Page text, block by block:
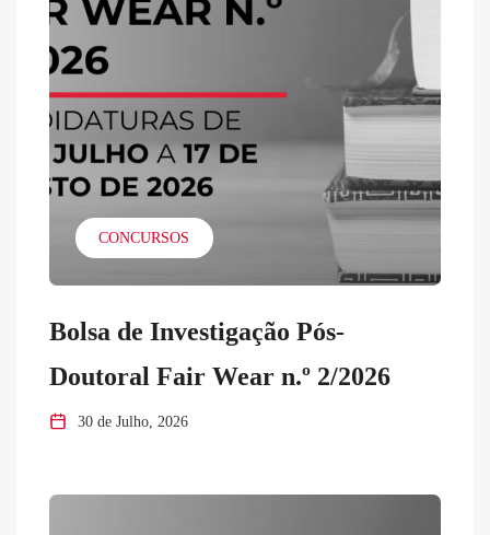
CONCURSOS
Bolsa de Investigação Pós-
Doutoral Fair Wear n.º 2/2026
30 de Julho, 2026